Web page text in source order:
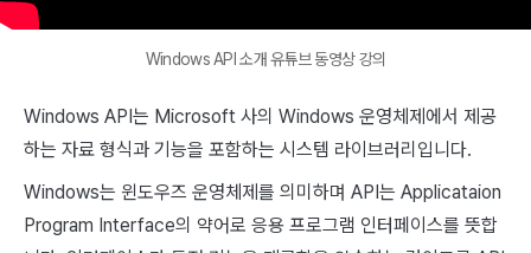
Windows API 소개 유튜브 동영상 강의
Windows API는 Microsoft 사의 Windows 운영체제에서 제공
하는 자료 형식과 기능을 포함하는 시스템 라이브러리입니다.
Windows는 윈도우즈 운영체제를 의미하며 API는 Applicataion
Program Interface의 약어로 응용 프로그램 인터페이스를 뜻합